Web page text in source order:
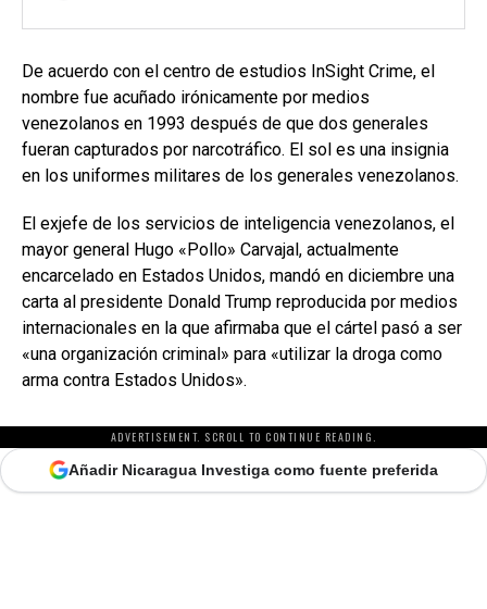
De acuerdo con el centro de estudios InSight Crime, el
nombre fue acuñado irónicamente por medios
venezolanos en 1993 después de que dos generales
fueran capturados por narcotráfico. El sol es una insignia
en los uniformes militares de los generales venezolanos.
El exjefe de los servicios de inteligencia venezolanos, el
mayor general Hugo «Pollo» Carvajal, actualmente
encarcelado en Estados Unidos, mandó en diciembre una
carta al presidente Donald Trump reproducida por medios
internacionales en la que afirmaba que el cártel pasó a ser
«una organización criminal» para «utilizar la droga como
arma contra Estados Unidos».
ADVERTISEMENT. SCROLL TO CONTINUE READING.
Añadir Nicaragua Investiga como fuente preferida